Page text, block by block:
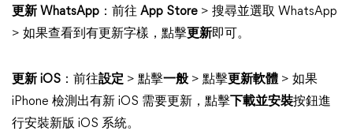
更新 WhatsApp ：前往 App Store > 搜尋並選取 WhatsApp
> 如果查看到有更新字樣，點擊更新即可。
更新 iOS ：前往設定 > 點擊一般 > 點擊更新軟體 > 如果
iPhone 檢測出有新 iOS 需要更新，點擊 下載並安裝按鈕進
行安裝新版 iOS 系統。